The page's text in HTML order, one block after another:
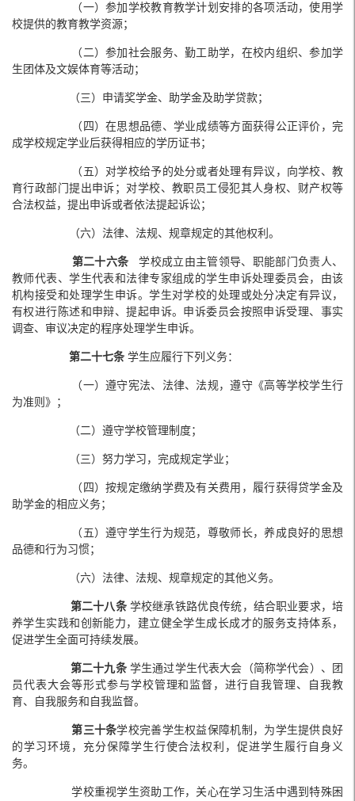
（一）参加学校教育教学计划安排的各项活动，使用学
校提供的教育教学资源；
（二）参加社会服务、勤工助学，在校内组织、参加学
生团体及文娱体育等活动；
（三）申请奖学金、助学金及助学贷款；
（四）在思想品德、学业成绩等方面获得公正评价，完
成学校规定学业后获得相应的学历证书；
（五）对学校给予的处分或者处理有异议，向学校、教
育行政部门提出申诉；对学校、教职员工侵犯其人身权、财产权等
合法权益，提出申诉或者依法提起诉讼；
（六）法律、法规、规章规定的其他权利。
第二十六条 学校成立由主管领导、职能部门负责人、
教师代表、学生代表和法律专家组成的学生申诉处理委员会，由该
机构接受和处理学生申诉。学生对学校的处理或处分决定有异议，
有权进行陈述和申辩、提起申诉。申诉委员会按照申诉受理、事实
调查、审议决定的程序处理学生申诉。
第二十七条 学生应履行下列义务：
（一）遵守宪法、法律、法规，遵守《高等学校学生行
为准则》；
（二）遵守学校管理制度；
（三）努力学习，完成规定学业；
（四）按规定缴纳学费及有关费用，履行获得贷学金及
助学金的相应义务；
（五）遵守学生行为规范，尊敬师长，养成良好的思想
品德和行为习惯；
（六）法律、法规、规章规定的其他义务。
第二十八条学校继承铁路优良传统，结合职业要求，培
养学生实践和创新能力，建立健全学生成长成才的服务支持体系，
促进学生全面可持续发展。
第二十九条学生通过学生代表大会（简称学代会）、团
员代表大会等形式参与学校管理和监督，进行自我管理、自我教
育、自我服务和自我监督。
第三十条学校完善学生权益保障机制，为学生提供良好
的学习环境，充分保障学生行使合法权利，促进学生履行自身义
务。
学校重视学生资助工作，关心在学习生活中遇到特殊困